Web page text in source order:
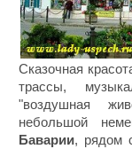
Сказочная
трассы,
"воздушная
небольшой
Баварии, рядом